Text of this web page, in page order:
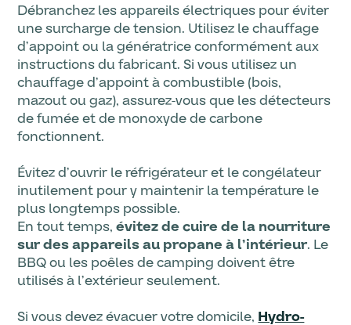
Débranchez les appareils électriques pour éviter
une surcharge de tension. Utilisez le chauffage
d’appoint ou la génératrice conformément aux
instructions du fabricant. Si vous utilisez un
chauffage d’appoint à combustible (bois,
mazout ou gaz), assurez-vous que les détecteurs
de fumée et de monoxyde de carbone
fonctionnent.
Évitez d’ouvrir le réfrigérateur et le congélateur
inutilement pour y maintenir la température le
plus longtemps possible.
En tout temps,évitez de cuire de la nourriture
sur des appareils au propane à l’intérieur. Le
BBQ ou les poêles de camping doivent être
utilisés à l’extérieur seulement.
Si vous devez évacuer votre domicile,Hydro-